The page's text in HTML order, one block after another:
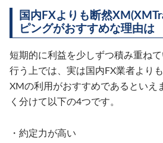
国内FXよりも断然
ピングがおすすめな理由は
短期的に利益を少しずつ積み重ね
行う上では、実は国内FX業者より
XMの利用がおすすめであるといえ
く分けて以下の4つです。
・約定力が高い